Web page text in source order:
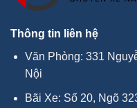
Thông tin liên hệ
Văn Phòng: 331
Nội
Bãi Xe: Số 20, Ngõ